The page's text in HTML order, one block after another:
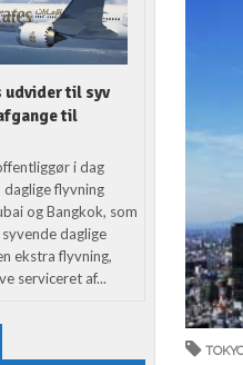
udvider til syv
til
i dag
daglige flyvning
og Bangkok, som
daglige
ekstra flyvning,
serviceret af...